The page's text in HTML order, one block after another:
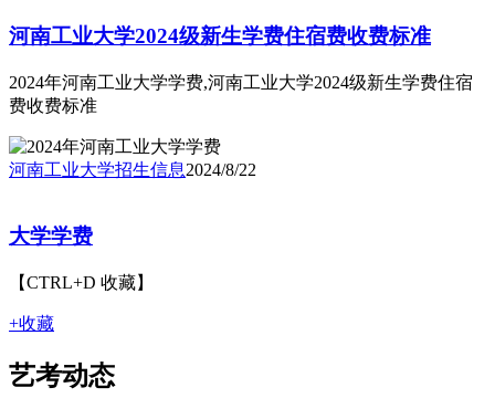
河南工业大学2024级新生学费住宿费收费标准
2024年河南工业大学学费,河南工业大学2024级新生学费住宿
费收费标准
河南工业大学招生信息2024/8/22
大学学费
【CTRL+D 收藏】
+收藏
艺考动态